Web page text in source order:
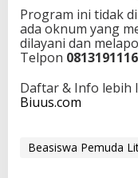
Program ini tidak
ada oknum yang
dilayani dan
Telpon
Daftar & Info lebih
Biuus.com
Beasiswa Pemuda